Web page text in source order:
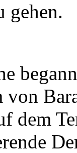
gehen.
von
dem